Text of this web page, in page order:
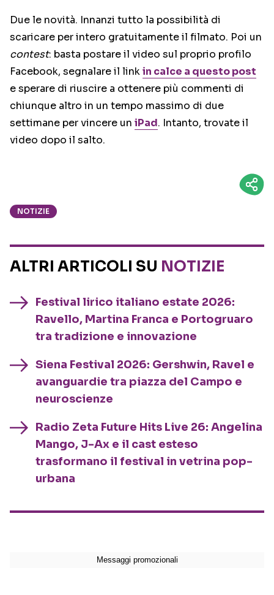
Due le novità. Innanzi tutto la possibilità di
scaricare per intero gratuitamente il filmato. Poi un
contest: basta postare il video sul proprio profilo
Facebook, segnalare il linkin calce a questo post
e sperare di riuscire a ottenere più commenti di
chiunque altro in un tempo massimo di due
settimane per vincere un iPad. Intanto, trovate il
video dopo il salto.
NOTIZIE
ALTRI ARTICOLI SU NOTIZIE
Festival lirico italiano estate 2026:
Ravello, Martina Franca e Portogruaro
tra tradizione e innovazione
Siena Festival 2026: Gershwin, Ravel e
avanguardie tra piazza del Campo e
neuroscienze
Radio Zeta Future Hits Live 26: Angelina
Mango, J-Ax e il cast esteso
trasformano il festival in vetrina pop-
urbana